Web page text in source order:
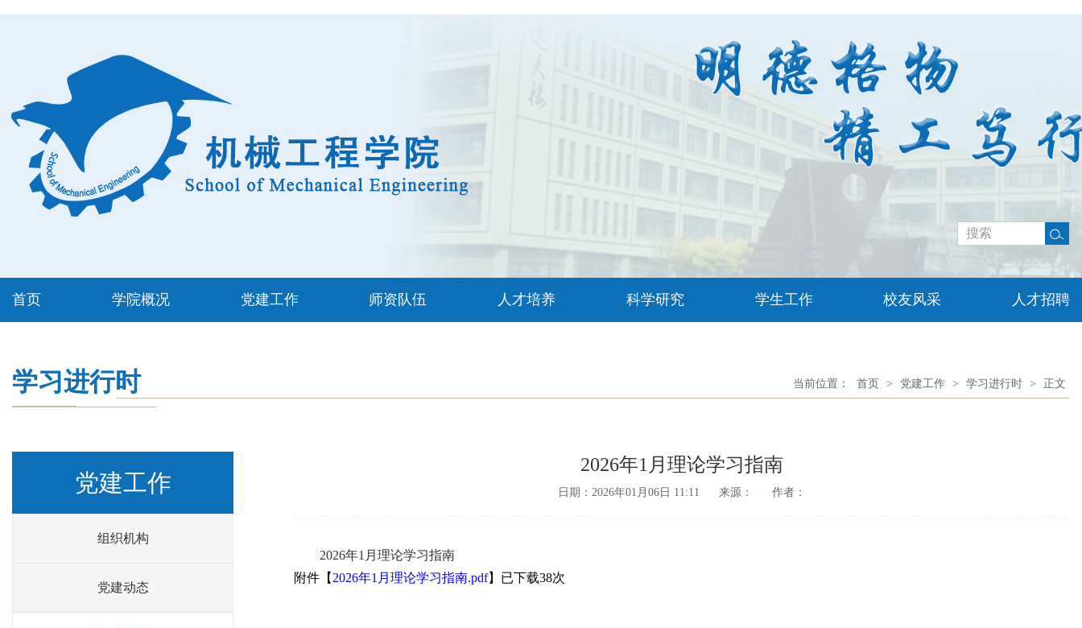
首页 学院概况 党建工作 师资队伍 人才培养 科学研究 学生工作 校友风采 人才招聘
学习进行时 当前位置： 首页 > 党建工作 > 学习进行时 > 正文
党建工作
组织机构
党建动态
2026年1月理论学习指南
日期：2026年01月06日 11:11 来源： 作者：
2026年1月理论学习指南
附件【 2026年1月理论学习指南.pdf】已下载38次